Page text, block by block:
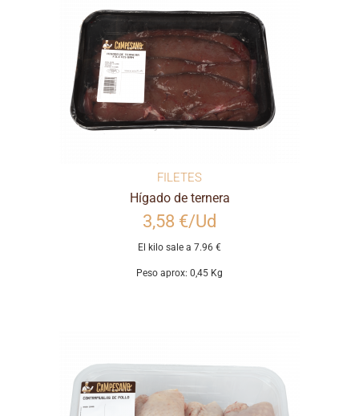
FILETES
Hígado de ternera
3,58 €/Ud
El kilo sale a 7.96 €
Peso aprox: 0,45 Kg